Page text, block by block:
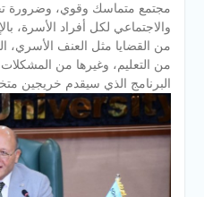
مجتمع متماسك وقوي، وضرورة
والاجتماعي لكل أفراد الأسرة،
من القضايا مثل العنف الأسري،
من التعليم، وغيرها من
البرنامج الذي سيقدم خريجين